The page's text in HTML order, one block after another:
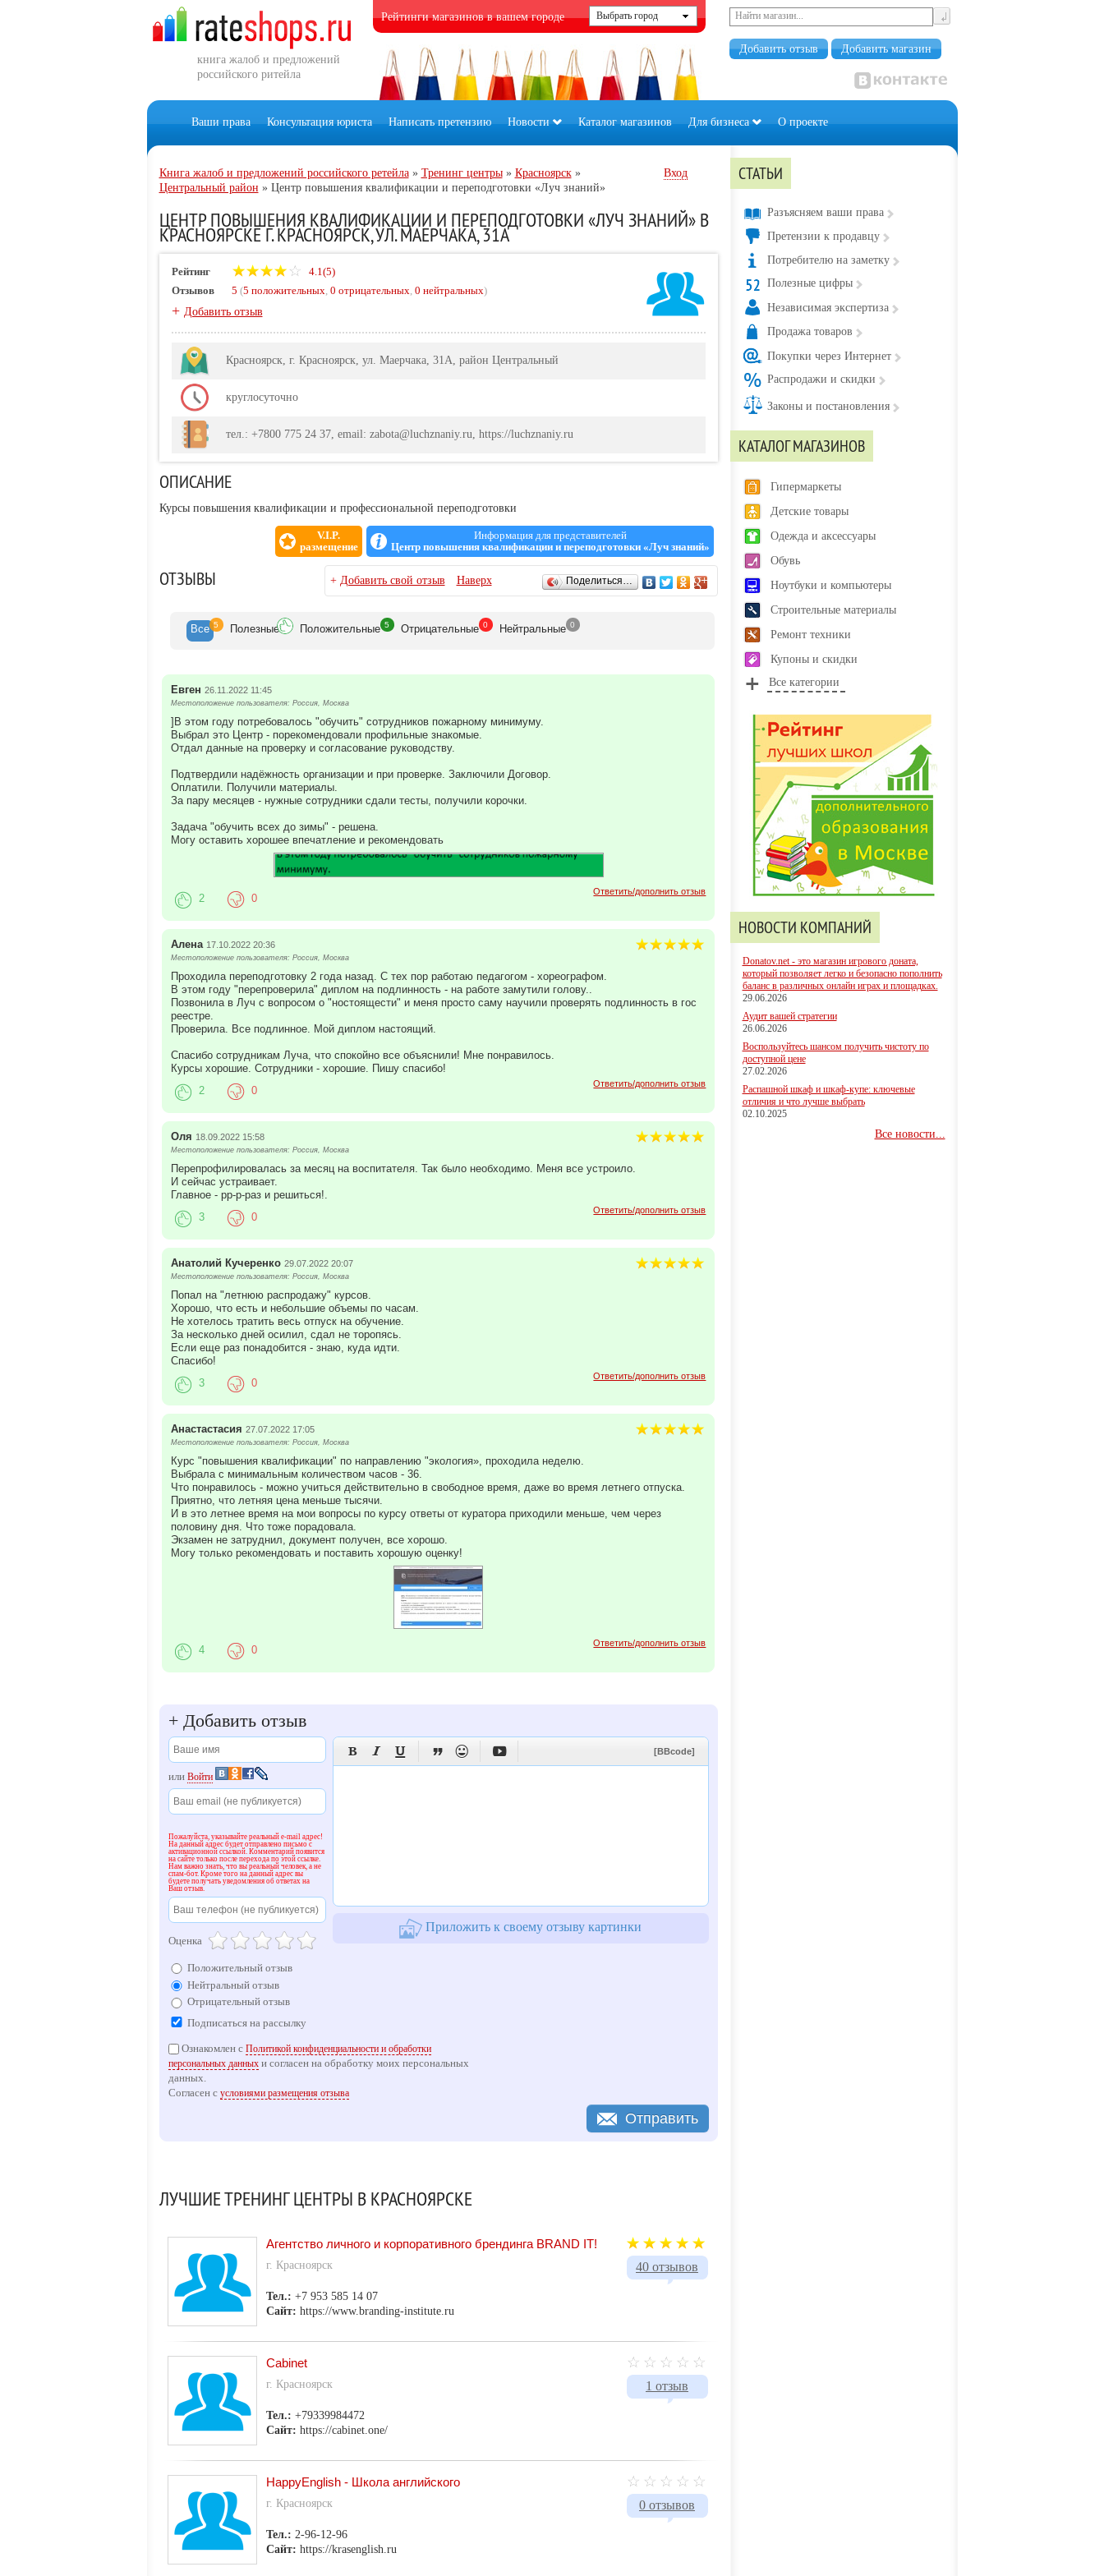
книга жалоб и предложений
российского ритейла
Рейтинги магазинов в вашем городе
Добавить отзыв Добавить магазин
Ваши права Консультация юриста Написать претензию Новости Каталог магазинов Для бизнеса О проекте
Книга жалоб и предложений российского ретейла» Тренинг центры» Красноярск»
Центральный район » Центр повышения квалификации и переподготовки «Луч знаний»
Вход
ЦЕНТР ПОВЫШЕНИЯ КВАЛИФИКАЦИИ И ПЕРЕПОДГОТОВКИ «ЛУЧ ЗНАНИЙ» В
КРАСНОЯРСКЕ Г. КРАСНОЯРСК, УЛ. МАЕРЧАКА, 31А
Рейтинг
4.1(5)
Отзывов
5 (5 положительных, 0 отрицательных, 0 нейтральных)
+ Добавить отзыв
Красноярск, г. Красноярск, ул. Маерчака, 31А, район Центральный
круглосуточно
тел.: +7800 775 24 37, email: zabota@luchznaniy.ru, https://luchznaniy.ru
ОПИСАНИЕ
Курсы повышения квалификации и профессиональной переподготовки
V.I.P.
размещение
Информация для представителей
Центр повышения квалификации и переподготовки «Луч знаний»
ОТЗЫВЫ + Добавить свой отзыв Наверх Поделиться…
Все 5 Полезные Положительные 5 Отрицательные 0 Нейтральные 0
Евген 26.11.2022 11:45
Местоположение пользователя: Россия, Москва
]В этом году потребовалось "обучить" сотрудников пожарному минимуму.
Выбрал это Центр - порекомендовали профильные знакомые.
Отдал данные на проверку и согласование руководству.
Подтвердили надёжность организации и при проверке. Заключили Договор.
Оплатили. Получили материалы.
За пару месяцев - нужные сотрудники сдали тесты, получили корочки.
Задача "обучить всех до зимы" - решена.
Могу оставить хорошее впечатление и рекомендовать
Ответить/дополнить отзыв
2 0
Алена 17.10.2022 20:36
Местоположение пользователя: Россия, Москва
Проходила переподготовку 2 года назад. С тех пор работаю педагогом - хореографом.
В этом году "перепроверила" диплом на подлинность - на работе замутили голову..
Позвонила в Луч с вопросом о "ностоящести" и меня просто саму научили проверять подлинность в гос
реестре.
Проверила. Все подлинное. Мой диплом настоящий.
Спасибо сотрудникам Луча, что спокойно все объяснили! Мне понравилось.
Курсы хорошие. Сотрудники - хорошие. Пишу спасибо!
Ответить/дополнить отзыв
2 0
Оля 18.09.2022 15:58
Местоположение пользователя: Россия, Москва
Перепрофилировалась за месяц на воспитателя. Так было необходимо. Меня все устроило.
И сейчас устраивает.
Главное - рр-р-раз и решиться!.
Ответить/дополнить отзыв
3 0
Анатолий Кучеренко 29.07.2022 20:07
Местоположение пользователя: Россия, Москва
Попал на "летнюю распродажу" курсов.
Хорошо, что есть и небольшие объемы по часам.
Не хотелось тратить весь отпуск на обучение.
За несколько дней осилил, сдал не торопясь.
Если еще раз понадобится - знаю, куда идти.
Спасибо!
Ответить/дополнить отзыв
3 0
Анастастасия 27.07.2022 17:05
Местоположение пользователя: Россия, Москва
Курс "повышения квалификации" по направлению "экология», проходила неделю.
Выбрала с минимальным количеством часов - 36.
Что понравилось - можно учиться действительно в свободное время, даже во время летнего отпуска.
Приятно, что летняя цена меньше тысячи.
И в это летнее время на мои вопросы по курсу ответы от куратора приходили меньше, чем через
половину дня. Что тоже порадовала.
Экзамен не затруднил, документ получен, все хорошо.
Могу только рекомендовать и поставить хорошую оценку!
Ответить/дополнить отзыв
4 0
+Добавить отзыв
или Войти
Пожалуйста, указывайте реальный e-mail адрес!
На данный адрес будет отправлено письмо с
активационной ссылкой. Комментарий появится
на сайте только после перехода по этой ссылке.
Нам важно знать, что вы реальный человек, а не
спам-бот. Кроме того на данный адрес вы
будете получать уведомления об ответах на
Ваш отзыв.
Оценка
Положительный отзыв
Нейтральный отзыв
Отрицательный отзыв
Подписаться на рассылку
      [BBcode]
Приложить к своему отзыву картинки
Ознакомлен с Политикой конфиденциальности и обработки
персональных данныхи согласен на обработку моих персональных
данных.
Согласен с условиями размещения отзыва
Отправить
ЛУЧШИЕ ТРЕНИНГ ЦЕНТРЫ В КРАСНОЯРСКЕ
40 отзывов
Агентство личного и корпоративного брендинга BRAND IT!
г. Красноярск
Тел.: +7 953 585 14 07
Сайт: https://www.branding-institute.ru
1 отзыв
Cabinet
г. Красноярск
Тел.: +79339984472
Сайт: https://cabinet.one/
0 отзывов
HappyEnglish - Школа английского
г. Красноярск
Тел.: 2-96-12-96
Сайт: https://krasenglish.ru
СТАТЬИ
Разъясняем ваши права
Претензии к продавцу
Потребителю на заметку
Полезные цифры
Независимая экспертиза
Продажа товаров
Покупки через Интернет
Распродажи и скидки
Законы и постановления
КАТАЛОГ МАГАЗИНОВ
Гипермаркеты
Детские товары
Одежда и аксессуары
Обувь
Ноутбуки и компьютеры
Строительные материалы
Ремонт техники
Купоны и скидки
Все категории
НОВОСТИ КОМПАНИЙ
Donatov.net - это магазин игрового доната,
который позволяет легко и безопасно пополнить
баланс в различных онлайн играх и площадках.
29.06.2026
Аудит вашей стратегии
26.06.2026
Воспользуйтесь шансом получить чистоту по
доступной цене
27.02.2026
Распашной шкаф и шкаф-купе: ключевые
отличия и что лучше выбрать
02.10.2025
Все новости...